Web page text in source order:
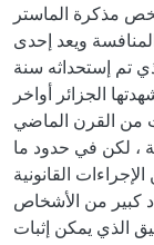
مذكرة الماستر :
ويعد إحدى
تم إستحداثه سنة
الجزائر أواخر
من القرن الماضي .
، لكن في حدود ما
القانونية
كبير من الأشخاص
الذي يمكن إثبات